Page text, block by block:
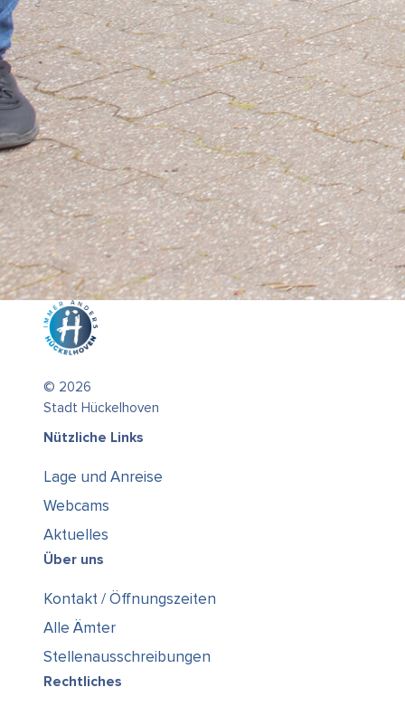
© 2026
Stadt Hückelhoven
Nützliche Links
Lage und Anreise
Webcams
Aktuelles
Über uns
Kontakt / Öffnungszeiten
Alle Ämter
Stellenausschreibungen
Rechtliches